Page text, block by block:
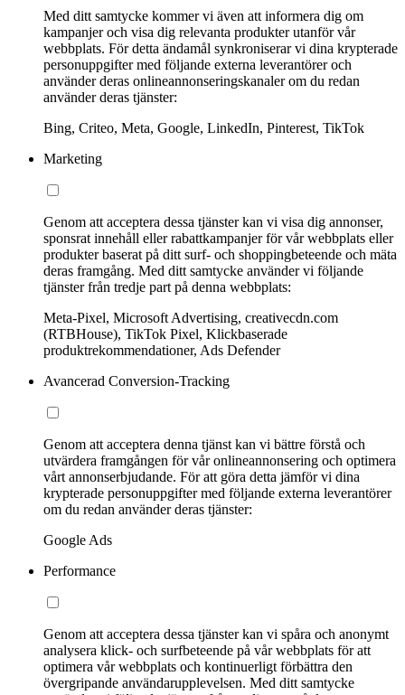
Med ditt samtycke kommer vi även att informera dig om
kampanjer och visa dig relevanta produkter utanför vår
webbplats. För detta ändamål synkroniserar vi dina krypterade
personuppgifter med följande externa leverantörer och
använder deras onlineannonseringskanaler om du redan
använder deras tjänster:
Bing, Criteo, Meta, Google, LinkedIn, Pinterest, TikTok
Marketing
Genom att acceptera dessa tjänster kan vi visa dig annonser,
sponsrat innehåll eller rabattkampanjer för vår webbplats eller
produkter baserat på ditt surf- och shoppingbeteende och mäta
deras framgång. Med ditt samtycke använder vi följande
tjänster från tredje part på denna webbplats:
Meta-Pixel, Microsoft Advertising, creativecdn.com
(RTBHouse), TikTok Pixel, Klickbaserade
produktrekommendationer, Ads Defender
Avancerad Conversion-Tracking
Genom att acceptera denna tjänst kan vi bättre förstå och
utvärdera framgången för vår onlineannonsering och optimera
vårt annonserbjudande. För att göra detta jämför vi dina
krypterade personuppgifter med följande externa leverantörer
om du redan använder deras tjänster:
Google Ads
Performance
Genom att acceptera dessa tjänster kan vi spåra och anonymt
analysera klick- och surfbeteende på vår webbplats för att
optimera vår webbplats och kontinuerligt förbättra den
övergripande användarupplevelsen. Med ditt samtycke